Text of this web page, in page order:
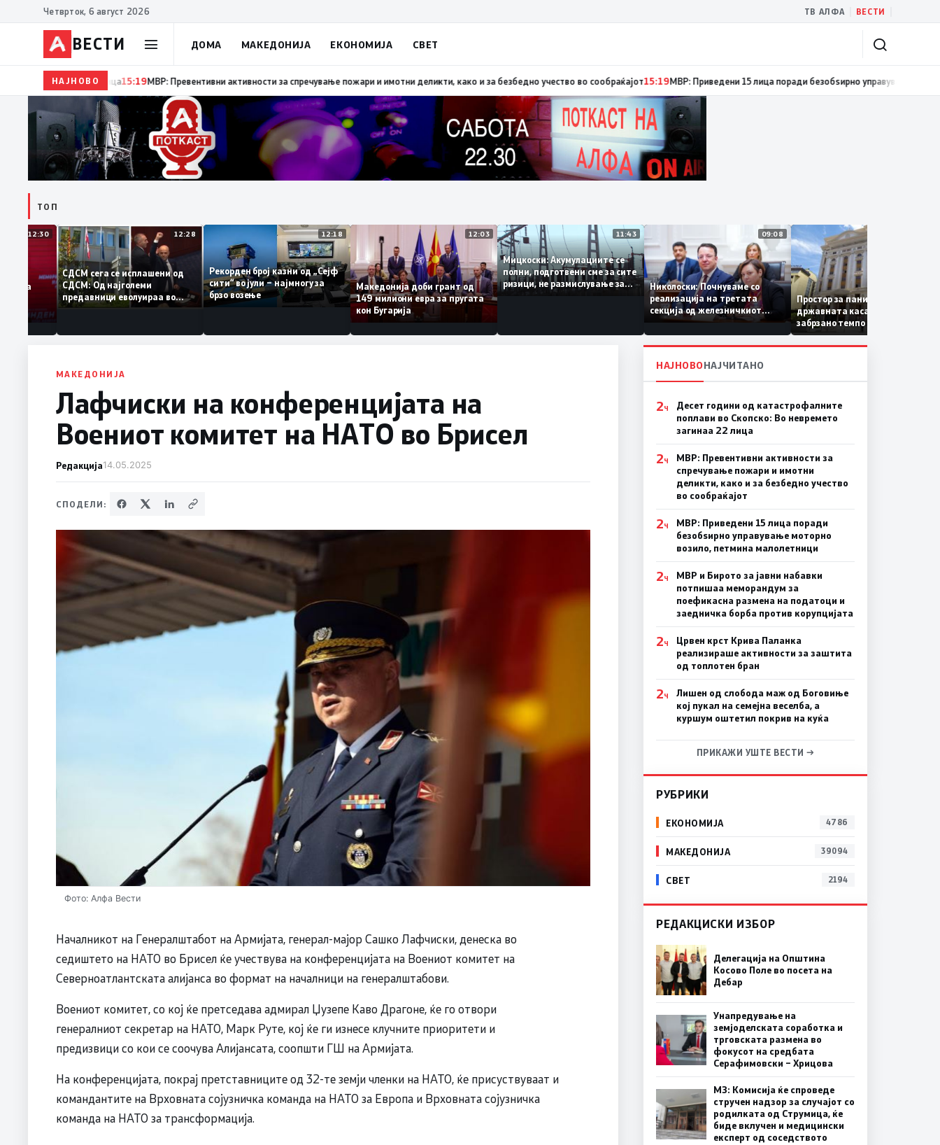
Четврток, 6 август 2026 ТВ АЛФА ВЕСТИ
ВЕСТИ ДОМА МАКЕДОНИЈА ЕКОНОМИЈА СВЕТ
НАЈНОВО15:20Десет години од катастрофалните поплави во Скопско: Во невремето загинаа 22 лица15:19МВР: Превентивни активности за спречување пожари и имотни деликти, како и за безбедно
ТОП
12:30
на
12:28
СДСМ сега се исплашени од
СДСМ: Од најголеми
предавници еволуираа во
најголеми патриоти
12:18
Рекорден број казни од „Сејф
сити“ во јули – најмногу за
брзо возење
12:03
Македонија доби грант од
149 милиони евра за пругата
кон Бугарија
11:43
Мицкоски: Акумулациите се
полни, подготвени сме за сите
ризици, не размислување за
поскапување на струјата
09:08
Николоски: Почнуваме со
реализација на третата
секција од железничкиот
Коридор 8, Македонија
станува раскрсница на
Балканот
Простор за паника нема –
државната каса се полни со
забрзано темпо
МАКЕДОНИЈА
Лафчиски на конференцијата на
Воениот комитет на НАТО во Брисел
Редакција14.05.2025
СПОДЕЛИ:
Фото: Алфа Вести
Началникот на Генералштабот на Армијата, генерал-мајор Сашко Лафчиски, денеска во
седиштето на НАТО во Брисел ќе учествува на конференцијата на Воениот комитет на
Северноатлантската алијанса во формат на началници на генералштабови.
Воениот комитет, со кој ќе претседава адмирал Џузепе Каво Драгоне, ќе го отвори
генералниот секретар на НАТО, Марк Руте, кој ќе ги изнесе клучните приоритети и
предизвици со кои се соочува Алијансата, соопшти ГШ на Армијата.
На конференцијата, покрај претставниците од 32-те земји членки на НАТО, ќе присуствуваат и
командантите на Врховната сојузничка команда на НАТО за Европа и Врховната сојузничка
команда на НАТО за трансформација.
НАЈНОВОНАЈЧИТАНО
2Ч
Десет години од катастрофалните
поплави во Скопско: Во невремето
загинаа 22 лица
2Ч
МВР: Превентивни активности за
спречување пожари и имотни
деликти, како и за безбедно учество
во сообраќајот
2Ч
МВР: Приведени 15 лица поради
безобѕирно управување моторно
возило, петмина малолетници
2Ч
МВР и Бирото за јавни набавки
потпишаа меморандум за
поефикасна размена на податоци и
заедничка борба против корупцијата
2Ч
Црвен крст Крива Паланка
реализираше активности за заштита
од топлотен бран
2Ч
Лишен од слобода маж од Боговиње
кој пукал на семејна веселба, а
куршум оштетил покрив на куќа
ПРИКАЖИ УШТЕ ВЕСТИ →
РУБРИКИ
ЕКОНОМИЈА 4786
МАКЕДОНИЈА 39094
СВЕТ 2194
РЕДАКЦИСКИ ИЗБОР
Делегација на Општина
Косово Поле во посета на
Дебар
Унапредување на
земјоделската соработка и
трговската размена во
фокусот на средбата
Серафимовски – Хрицова
МЗ: Комисија ќе спроведе
стручен надзор за случајот со
родилката од Струмица, ќе
биде вклучен и медицински
експерт од соседството